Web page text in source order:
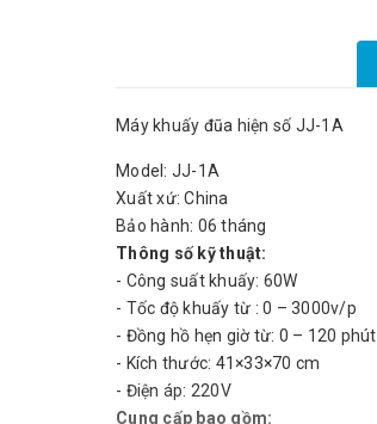
Máy khuấy đũa hiện số JJ-1A
Model: JJ-1A
Xuất xứ: China
Bảo hành: 06 tháng
Thông số kỹ thuật:
- Công suất khuấy: 60W
- Tốc độ khuấy từ : 0 – 3000v/p
- Đồng hồ hẹn giờ từ: 0 – 120 phút
- Kích thước: 41×33×70 cm
- Điện áp: 220V
Cung cấp bao gồm: